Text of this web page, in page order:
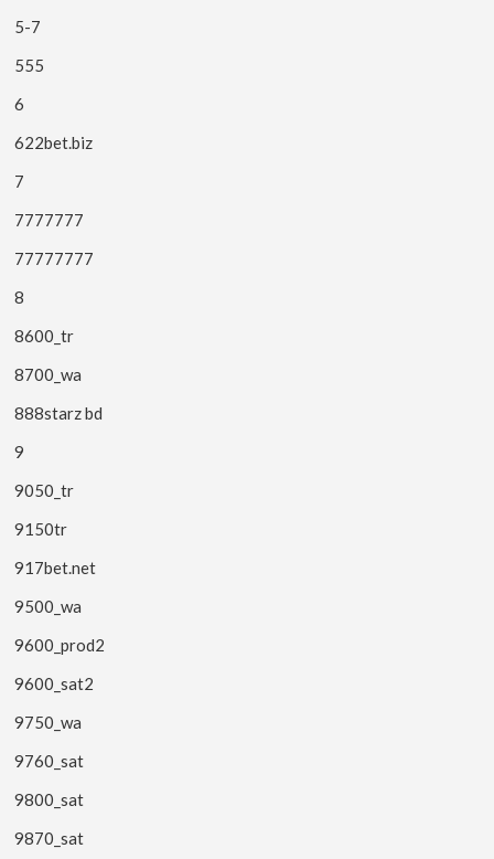
5-7
555
6
622bet.biz
7
7777777
77777777
8
8600_tr
8700_wa
888starz bd
9
9050_tr
9150tr
917bet.net
9500_wa
9600_prod2
9600_sat2
9750_wa
9760_sat
9800_sat
9870_sat